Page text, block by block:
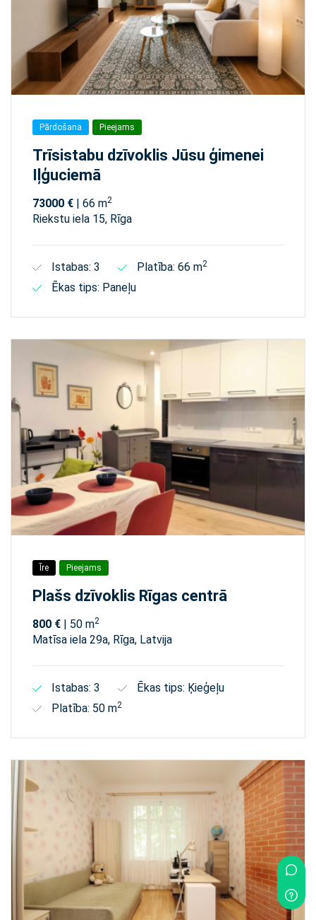
Pārdošana Pieejams
Trīsistabu dzīvoklis Jūsu ģimenei
Iļģuciemā
73000 € | 66 m2
Riekstu iela 15, Rīga
Istabas: 3 Platība: 66 m2
Ēkas tips: Paneļu
Īre Pieejams
Plašs dzīvoklis Rīgas centrā
800 € | 50 m2
Matīsa iela 29а, Rīga, Latvija
Istabas: 3
Ēkas tips: Ķieģeļu
Platība: 50 m2